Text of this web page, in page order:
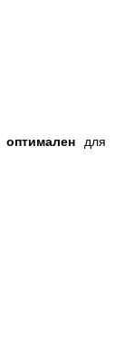
оптимален для